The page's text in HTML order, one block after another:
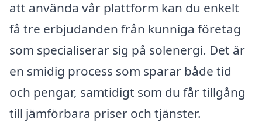
att använda vår plattform kan du enkelt
få tre erbjudanden från kunniga företag
som specialiserar sig på solenergi. Det är
en smidig process som sparar både tid
och pengar, samtidigt som du får tillgång
till jämförbara priser och tjänster.